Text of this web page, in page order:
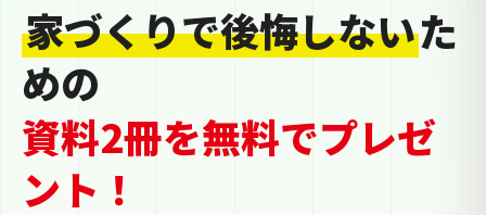
家づくりで後悔しないた
めの
資料2冊を無料でプレゼ
ント！